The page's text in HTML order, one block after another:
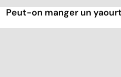
Peut-on manger un